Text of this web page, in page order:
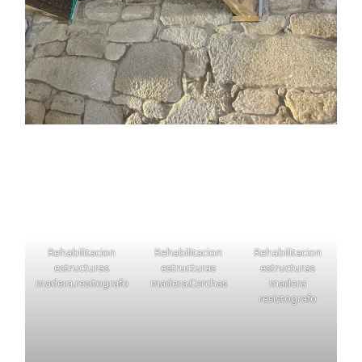
Rehabilitacion
estructuras
madera.resitografo
Rehabilitacion
estructuras
madera.Cerchas
Rehabilitacion
estructuras
madera
resistografo